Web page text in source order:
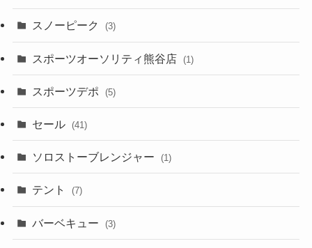
スノーピーク (3)
スポーツオーソリティ熊谷店 (1)
スポーツデポ (5)
セール (41)
ソロストーブレンジャー (1)
テント (7)
バーベキュー (3)